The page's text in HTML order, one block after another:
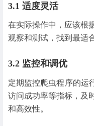
3.1 适度灵活
在实际操作中，应该根
观察和测试，找到最适
3.2 监控和调优
定期监控爬虫程序的运
访问成功率等指标，及
和高效性。